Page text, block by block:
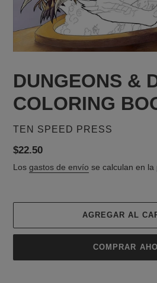
DUNGEONS &
COLORING
PROVEEDOR
TEN SPEED PRESS
Precio
habitual
$22.50
Los gastos de envío se calculan en la
AGREGAR AL
COMPRAR